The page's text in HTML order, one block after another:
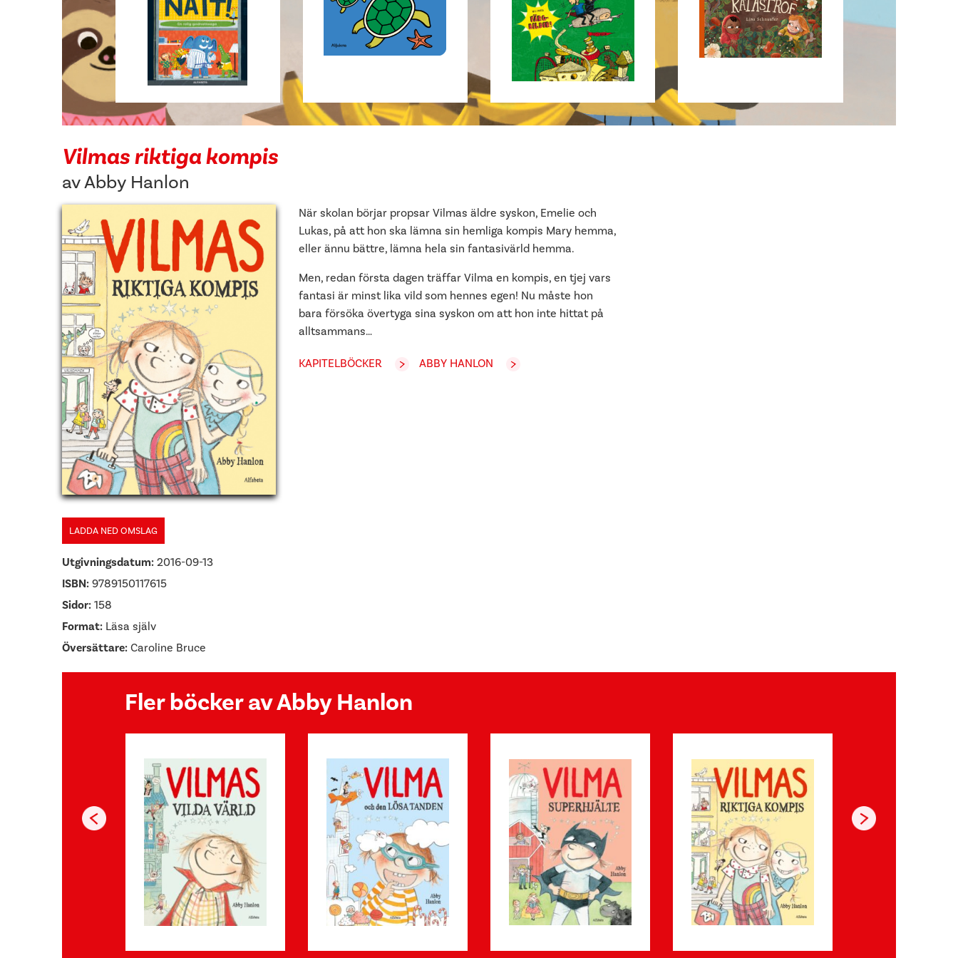
Vilmas riktiga kompis
avAbby Hanlon
LADDA NED OMSLAG
Utgivningsdatum: 2016-09-13
ISBN: 9789150117615
Sidor: 158
Format: Läsa själv
Översättare: Caroline Bruce
När skolan börjar propsar Vilmas äldre syskon, Emelie och
Lukas, på att hon ska lämna sin hemliga kompis Mary hemma,
eller ännu bättre, lämna hela sin fantasivärld hemma.
Men, redan första dagen träffar Vilma en kompis, en tjej vars
fantasi är minst lika vild som hennes egen! Nu måste hon
bara försöka övertyga sina syskon om att hon inte hittat på
alltsammans…
KAPITELBÖCKER ABBY HANLON
Fler böcker av Abby Hanlon